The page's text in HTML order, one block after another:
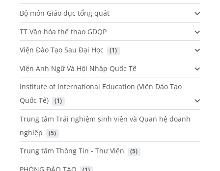
Bộ môn Giáo dục tổng quát
TT Văn hóa thể thao GDQP
Viện Đào Tạo Sau Đại Học
(1)
Viện Anh Ngữ Và Hội Nhập Quốc Tế
Institute of International Education (Viện Đào Tạo
Quốc Tế)
(1)
Trung tâm Trải nghiệm sinh viên và Quan hệ doanh
nghiệp
(5)
Trung tâm Thông Tin - Thư Viện (5)